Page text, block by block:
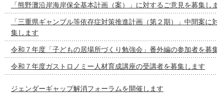
「熊野灘沿岸海岸保全基本計画（案）」に対するご意見を募集しま
「三重県ギャンブル等依存症対策推進計画（第２期）」中間案に
集します
令和７年度「子どもの居場所づくり勉強会」番外編の参加者を募集
令和７年度ガストロノミー人材育成講座の受講者を募集します
ジェンダーギャップ解消フォーラムを開催します